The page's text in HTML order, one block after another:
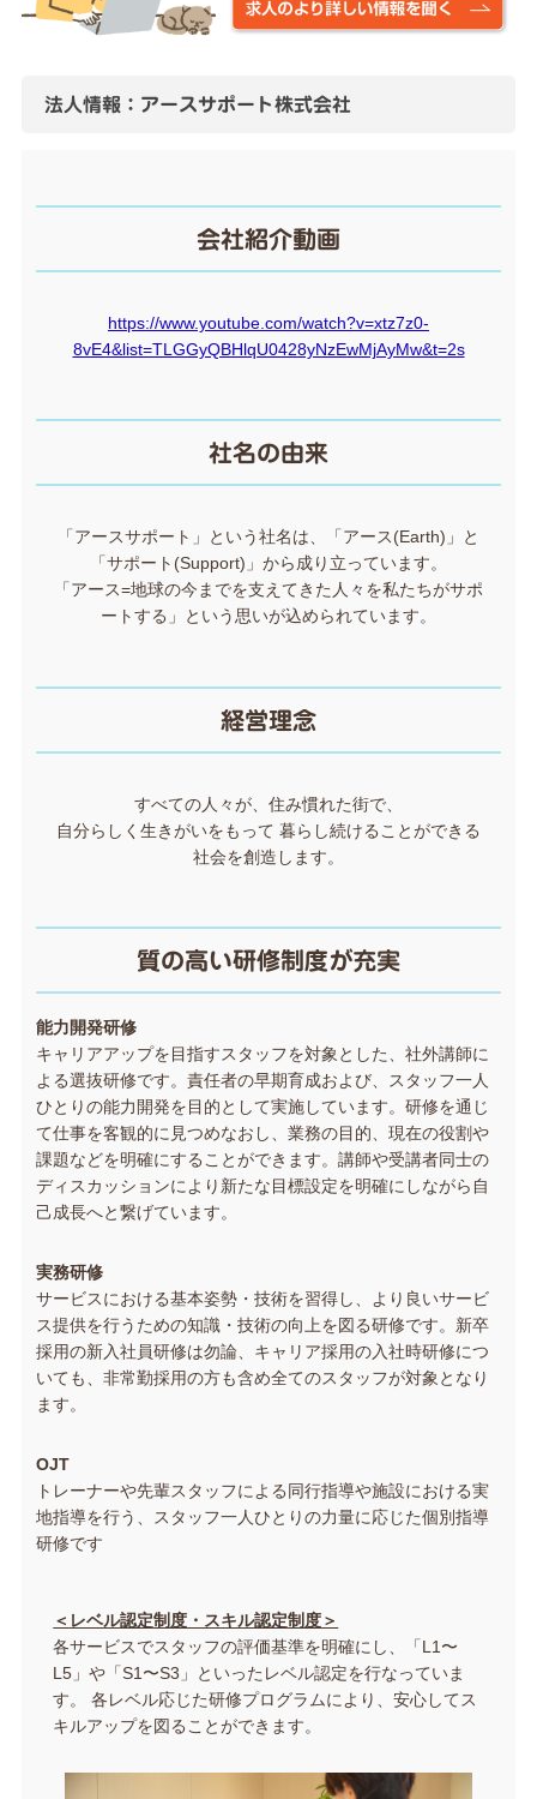
法人情報：アースサポート株式会社
会社紹介動画
https://www.youtube.com/watch?v=xtz7z0-
8vE4&list=TLGGyQBHlqU0428yNzEwMjAyMw&t=2s
社名の由来
「アースサポート」という社名は、「アース(Earth)」と
「サポート(Support)」から成り立っています。
「アース=地球の今までを支えてきた人々を私たちがサポ
ートする」という思いが込められています。
経営理念
すべての人々が、住み慣れた街で、
自分らしく生きがいをもって 暮らし続けることができる
社会を創造します。
質の高い研修制度が充実
能力開発研修
キャリアアップを目指すスタッフを対象とした、社外講師に
よる選抜研修です。責任者の早期育成および、スタッフ一人
ひとりの能力開発を目的として実施しています。研修を通じ
て仕事を客観的に見つめなおし、業務の目的、現在の役割や
課題などを明確にすることができます。講師や受講者同士の
ディスカッションにより新たな目標設定を明確にしながら自
己成長へと繋げています。
実務研修
サービスにおける基本姿勢・技術を習得し、より良いサービ
ス提供を行うための知識・技術の向上を図る研修です。新卒
採用の新入社員研修は勿論、キャリア採用の入社時研修につ
いても、非常勤採用の方も含め全てのスタッフが対象となり
ます。
OJT
トレーナーや先輩スタッフによる同行指導や施設における実
地指導を行う、スタッフ一人ひとりの力量に応じた個別指導
研修です
＜レベル認定制度・スキル認定制度＞
各サービスでスタッフの評価基準を明確にし、「L1〜
L5」や「S1〜S3」といったレベル認定を行なっていま
す。 各レベル応じた研修プログラムにより、安心してス
キルアップを図ることができます。